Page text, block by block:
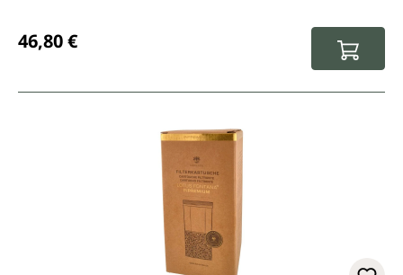
46,80 €